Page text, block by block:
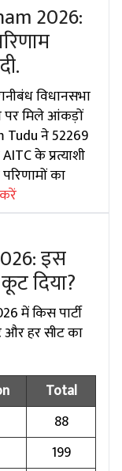
2026:
विधानसभा
पर मिले आंकड़ों
Tudu ने 52269
के प्रत्याशी
का
इस
दिया?
में किस पार्टी
और हर सीट का
Total
88
199